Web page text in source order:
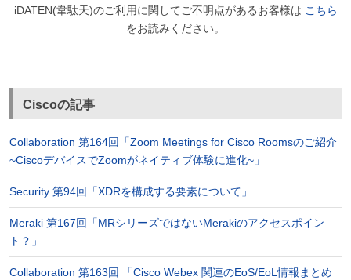
iDATEN(韋駄天)のご利用に関してご不明点があるお客様は こちら
をお読みください。
Ciscoの記事
Collaboration 第164回「Zoom Meetings for Cisco Roomsのご紹介
~CiscoデバイスでZoomがネイティブ体験に進化~」
Security 第94回「XDRを構成する要素について」
Meraki 第167回「MRシリーズではないMerakiのアクセスポイン
ト？」
Collaboration 第163回 「Cisco Webex 関連のEoS/EoL情報まとめ